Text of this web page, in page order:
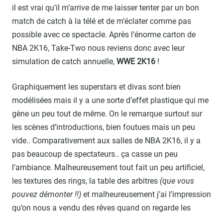
il est vrai qu’il m’arrive de me laisser tenter par un bon
match de catch à la télé et de m’éclater comme pas
possible avec ce spectacle. Après l’énorme carton de
NBA 2K16, Take-Two nous reviens donc avec leur
simulation de catch annuelle, WWE 2K16 !
Graphiquement les superstars et divas sont bien
modélisées mais il y a une sorte d’effet plastique qui me
gène un peu tout de même. On le remarque surtout sur
les scènes d’introductions, bien foutues mais un peu
vide.. Comparativement aux salles de NBA 2K16, il y a
pas beaucoup de spectateurs.. ça casse un peu
l’ambiance. Malheureusement tout fait un peu artificiel,
les textures des rings, la table des arbitres (que vous
pouvez démonter !!) et malheureusement j’ai l’impression
qu’on nous a vendu des rêves quand on regarde les